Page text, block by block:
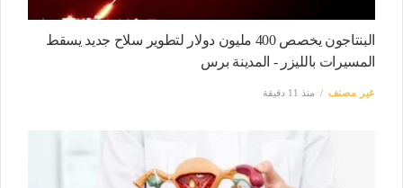
البنتاجون يخصص 400 مليون دولار لتطوير سلاح جديد يسقط
المسيرات بالليزر - المدينة برس
غير مصنف منذ 11 دقيقة